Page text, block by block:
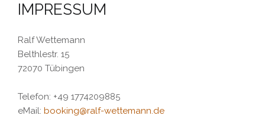
IMPRESSUM
Ralf Wettemann
Belthlestr. 15
72070 Tübingen
Telefon: +49 1774209885
eMail: booking@ralf-wettemann.de